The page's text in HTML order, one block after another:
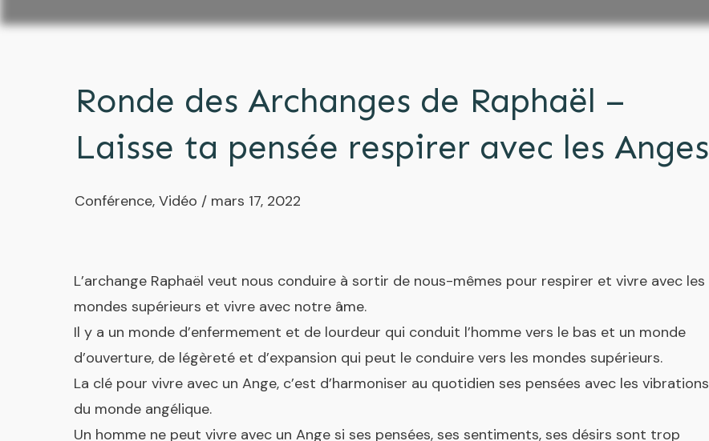
Ronde des Archanges de Raphaël –
Laisse ta pensée respirer avec les Anges
Conférence, Vidéo / mars 17, 2022
L’archange Raphaël veut nous conduire à sortir de nous-mêmes pour respirer et vivre avec les
mondes supérieurs et vivre avec notre âme.
Il y a un monde d’enfermement et de lourdeur qui conduit l’homme vers le bas et un monde
d’ouverture, de légèreté et d’expansion qui peut le conduire vers les mondes supérieurs.
La clé pour vivre avec un Ange, c’est d’harmoniser au quotidien ses pensées avec les vibrations
du monde angélique.
Un homme ne peut vivre avec un Ange si ses pensées, ses sentiments, ses désirs sont trop